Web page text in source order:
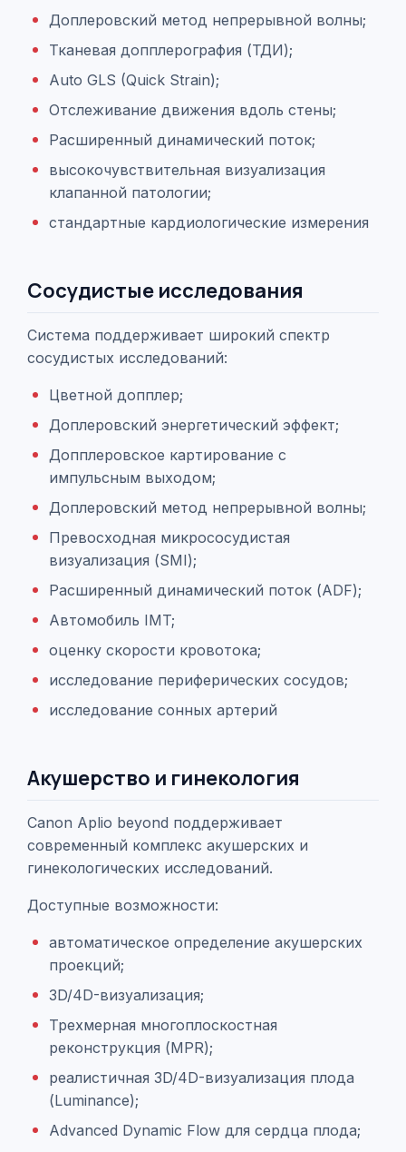
Доплеровский метод непрерывной волны;
Тканевая допплерография (ТДИ);
Auto GLS (Quick Strain);
Отслеживание движения вдоль стены;
Расширенный динамический поток;
высокочувствительная визуализация
клапанной патологии;
стандартные кардиологические измерения
Сосудистые исследования
Система поддерживает широкий спектр
сосудистых исследований:
Цветной допплер;
Доплеровский энергетический эффект;
Допплеровское картирование с
импульсным выходом;
Доплеровский метод непрерывной волны;
Превосходная микрососудистая
визуализация (SMI);
Расширенный динамический поток (ADF);
Автомобиль IMT;
оценку скорости кровотока;
исследование периферических сосудов;
исследование сонных артерий
Акушерство и гинекология
Canon Aplio beyond поддерживает
современный комплекс акушерских и
гинекологических исследований.
Доступные возможности:
автоматическое определение акушерских
проекций;
3D/4D-визуализация;
Трехмерная многоплоскостная
реконструкция (MPR);
реалистичная 3D/4D-визуализация плода
(Luminance);
Advanced Dynamic Flow для сердца плода;